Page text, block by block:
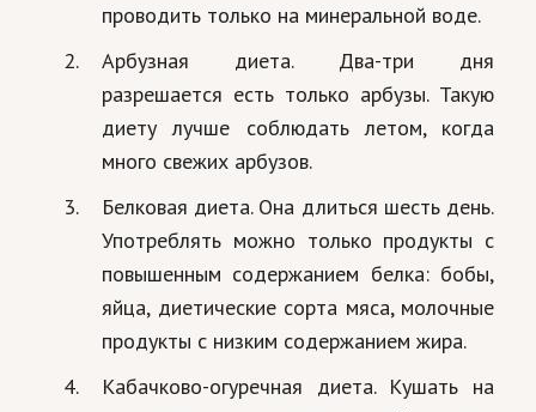
проводить только на минеральной воде.
Арбузная диета. Два-три дня
разрешается есть только арбузы. Такую
диету лучше соблюдать летом, когда
много свежих арбузов.
Белковая диета. Она длиться шесть день.
Употреблять можно только продукты с
повышенным содержанием белка: бобы,
яйца, диетические сорта мяса, молочные
продукты с низким содержанием жира.
Кабачково-огуречная диета. Кушать на